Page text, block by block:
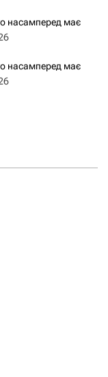
насамперед має
насамперед має